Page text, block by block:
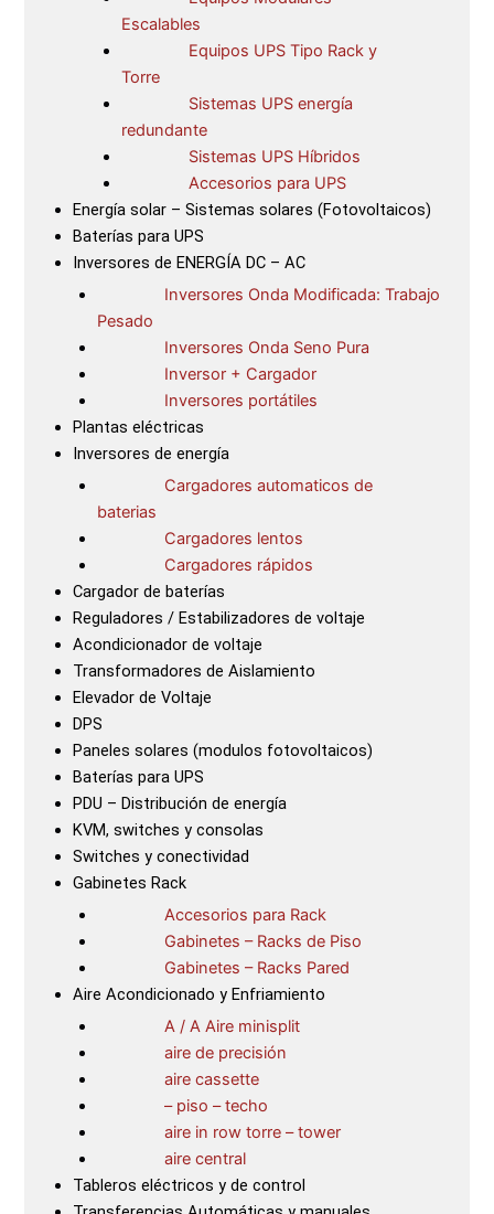
Escalables
Equipos UPS Tipo Rack y
Torre
Sistemas UPS energía
redundante
Sistemas UPS Híbridos
Accesorios para UPS
Energía solar – Sistemas solares (Fotovoltaicos)
Baterías para UPS
Inversores de ENERGÍA DC – AC
Inversores Onda Modificada: Trabajo
Pesado
Inversores Onda Seno Pura
Inversor + Cargador
Inversores portátiles
Plantas eléctricas
Inversores de energía
Cargadores automaticos de
baterias
Cargadores lentos
Cargadores rápidos
Cargador de baterías
Reguladores / Estabilizadores de voltaje
Acondicionador de voltaje
Transformadores de Aislamiento
Elevador de Voltaje
DPS
Paneles solares (modulos fotovoltaicos)
Baterías para UPS
PDU – Distribución de energía
KVM, switches y consolas
Switches y conectividad
Gabinetes Rack
Accesorios para Rack
Gabinetes – Racks de Piso
Gabinetes – Racks Pared
Aire Acondicionado y Enfriamiento
A / A Aire minisplit
aire de precisión
aire cassette
– piso – techo
aire in row torre – tower
aire central
Tableros eléctricos y de control